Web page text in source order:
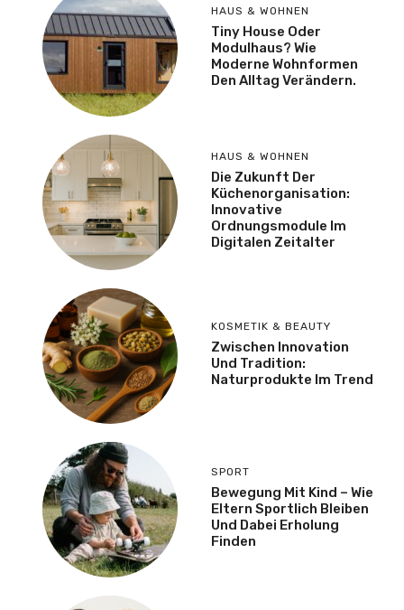
HAUS & WOHNEN
Tiny House Oder
Modulhaus? Wie
Moderne Wohnformen
Den Alltag Verändern.
HAUS & WOHNEN
Die Zukunft Der
Küchenorganisation:
Innovative
Ordnungsmodule Im
Digitalen Zeitalter
KOSMETIK & BEAUTY
Zwischen Innovation
Und Tradition:
Naturprodukte Im Trend
SPORT
Bewegung Mit Kind – Wie
Eltern Sportlich Bleiben
Und Dabei Erholung
Finden